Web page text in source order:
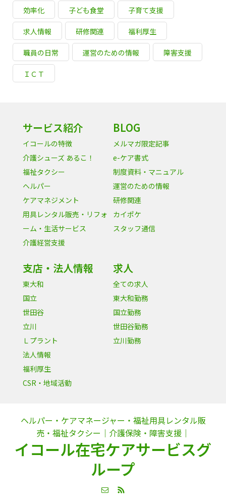
効率化 子ども食堂 子育て支援
求人情報 研修関連 福利厚生
職員の日常 運営のための情報 障害支援
ＩＣＴ
サービス紹介
イコールの特徴
介護シューズ あるこ！
福祉タクシー
ヘルパー
ケアマネジメント
用具レンタル販売・リフォ
ーム・生活サービス
介護経営支援
BLOG
メルマガ限定記事
e-ケア書式
制度資料・マニュアル
運営のための情報
研修関連
カイポケ
スタッフ通信
支店・法人情報
東大和
国立
世田谷
立川
Ｌプラント
法人情報
福利厚生
CSR・地域活動
求人
全ての求人
東大和勤務
国立勤務
世田谷勤務
立川勤務
ヘルパー・ケアマネージャー・福祉用具レンタル販
売・福祉タクシー｜介護保険・障害支援｜
イコール在宅ケアサービスグ
ループ